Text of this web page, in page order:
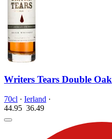
Writers Tears Double Oak
70cl · Ierland ·
44.95 36.49